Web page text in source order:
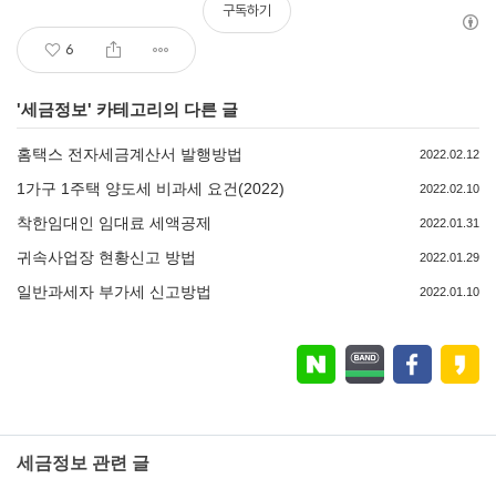
6
구독하기
'세금정보' 카테고리의 다른 글
홈택스 전자세금계산서 발행방법 2022.02.12
1가구 1주택 양도세 비과세 요건(2022) 2022.02.10
착한임대인 임대료 세액공제 2022.01.31
귀속사업장 현황신고 방법 2022.01.29
일반과세자 부가세 신고방법 2022.01.10
세금정보 관련 글